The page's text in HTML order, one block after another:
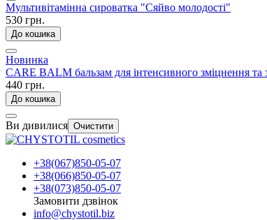
Мультивітамінна сироватка "Сяйво молодості"
530 грн.
До кошика
Новинка
CARE BALM бальзам для інтенсивного зміцнення та
440 грн.
До кошика
Ви дивилися Очистити
+38(067)850-05-07
+38(066)850-05-07
+38(073)850-05-07
Замовити дзвінок
info@chystotil.biz